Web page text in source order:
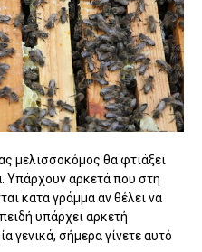
μελισσοκόμος θα φτιάξει
Υπάρχουν αρκετά που στη
κατα γράμμα αν θέλει να
υπάρχει αρκετή
γενικά, σήμερα γίνετε αυτό